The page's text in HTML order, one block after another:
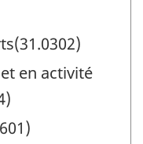
en activité